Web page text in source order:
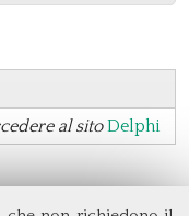
al sito Delphi